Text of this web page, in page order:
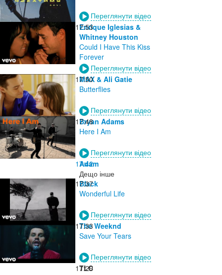
Переглянути відео
17:53
Enrique Iglesias &
Whitney Houston
Could I Have This Kiss
Forever
Переглянути відео
17:50
MAX & Ali Gatie
Butterflies
Переглянути відео
17:48
Bryan Adams
Here I Am
Переглянути відео
17:42
Adam
Дещо інше
17:37
Black
Wonderful Life
Переглянути відео
17:33
The Weeknd
Save Your Tears
Переглянути відео
17:29
TLC